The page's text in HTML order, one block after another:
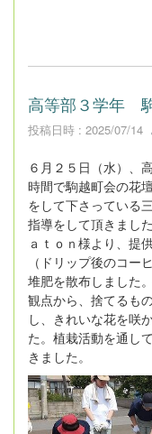
高等部３学年
投稿日時 : 2025/07/14
６月２５日（水）、
時間で駒越町会の花
をして下さっている
指導をして頂きまし
ａｔｏｎ様より、提
（ドリップ後のコー
堆肥を散布しました
観点から、捨てるも
し、きれいな花を咲
た。植栽活動を通し
きました。